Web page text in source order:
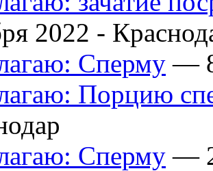
2022 -
Сперму —
Порцию
Сперму —